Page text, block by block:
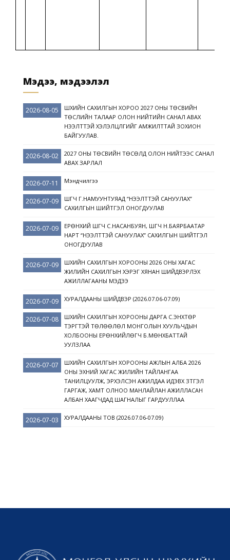
Мэдээ, мэдээлэл
2026-08-05
ШҮҮХИЙН САХИЛГЫН ХОРОО 2027 ОНЫ ТӨСВИЙН
ТӨСЛИЙН ТАЛААР ОЛОН НИЙТИЙН САНАЛ АВАХ
НЭЭЛТТЭЙ ХЭЛЭЛЦҮҮЛГИЙГ АМЖИЛТТАЙ ЗОХИОН
БАЙГУУЛАВ.
2026-08-02
2027 ОНЫ ТӨСВИЙН ТӨСӨЛД ОЛОН НИЙТЭЭС САНАЛ
АВАХ ЗАРЛАЛ
2026-07-11 Мэндчилгээ
2026-07-09
ШҮҮГЧ Г.НАМУУНТУЯАД “НЭЭЛТТЭЙ САНУУЛАХ”
САХИЛГЫН ШИЙТГЭЛ ОНОГДУУЛАВ
2026-07-09
ЕРӨНХИЙ ШҮҮГЧ С.НАСАНБУЯН, ШҮҮГЧ Н.БАЯРБААТАР
НАРТ “НЭЭЛТТЭЙ САНУУЛАХ” САХИЛГЫН ШИЙТГЭЛ
ОНОГДУУЛАВ
2026-07-09
ШҮҮХИЙН САХИЛГЫН ХОРООНЫ 2026 ОНЫ ХАГАС
ЖИЛИЙН САХИЛГЫН ХЭРЭГ ХЯНАН ШИЙДВЭРЛЭХ
АЖИЛЛАГААНЫ МЭДЭЭ
2026-07-09 ХУРАЛДААНЫ ШИЙДВЭР (2026.07.06-07.09)
2026-07-08
ШҮҮХИЙН САХИЛГЫН ХОРООНЫ ДАРГА С.ЭНХТӨР
ТЭРГҮҮТЭЙ ТӨЛӨӨЛӨЛ МОНГОЛЫН ХУУЛЬЧДЫН
ХОЛБООНЫ ЕРӨНХИЙЛӨГЧ Б.МӨНХБАТТАЙ
УУЛЗЛАА
2026-07-07
ШҮҮХИЙН САХИЛГЫН ХОРООНЫ АЖЛЫН АЛБА 2026
ОНЫ ЭХНИЙ ХАГАС ЖИЛИЙН ТАЙЛАНГАА
ТАНИЛЦУУЛЖ, ЭРХЭЛСЭН АЖИЛДАА ИДЭВХ ЗҮТГЭЛ
ГАРГАЖ, ХАМТ ОЛНОО МАНЛАЙЛАН АЖИЛЛАСАН
АЛБАН ХААГЧДАД ШАГНАЛЫГ ГАРДУУЛЛАА
2026-07-03 ХУРАЛДААНЫ ТОВ (2026.07.06-07.09)